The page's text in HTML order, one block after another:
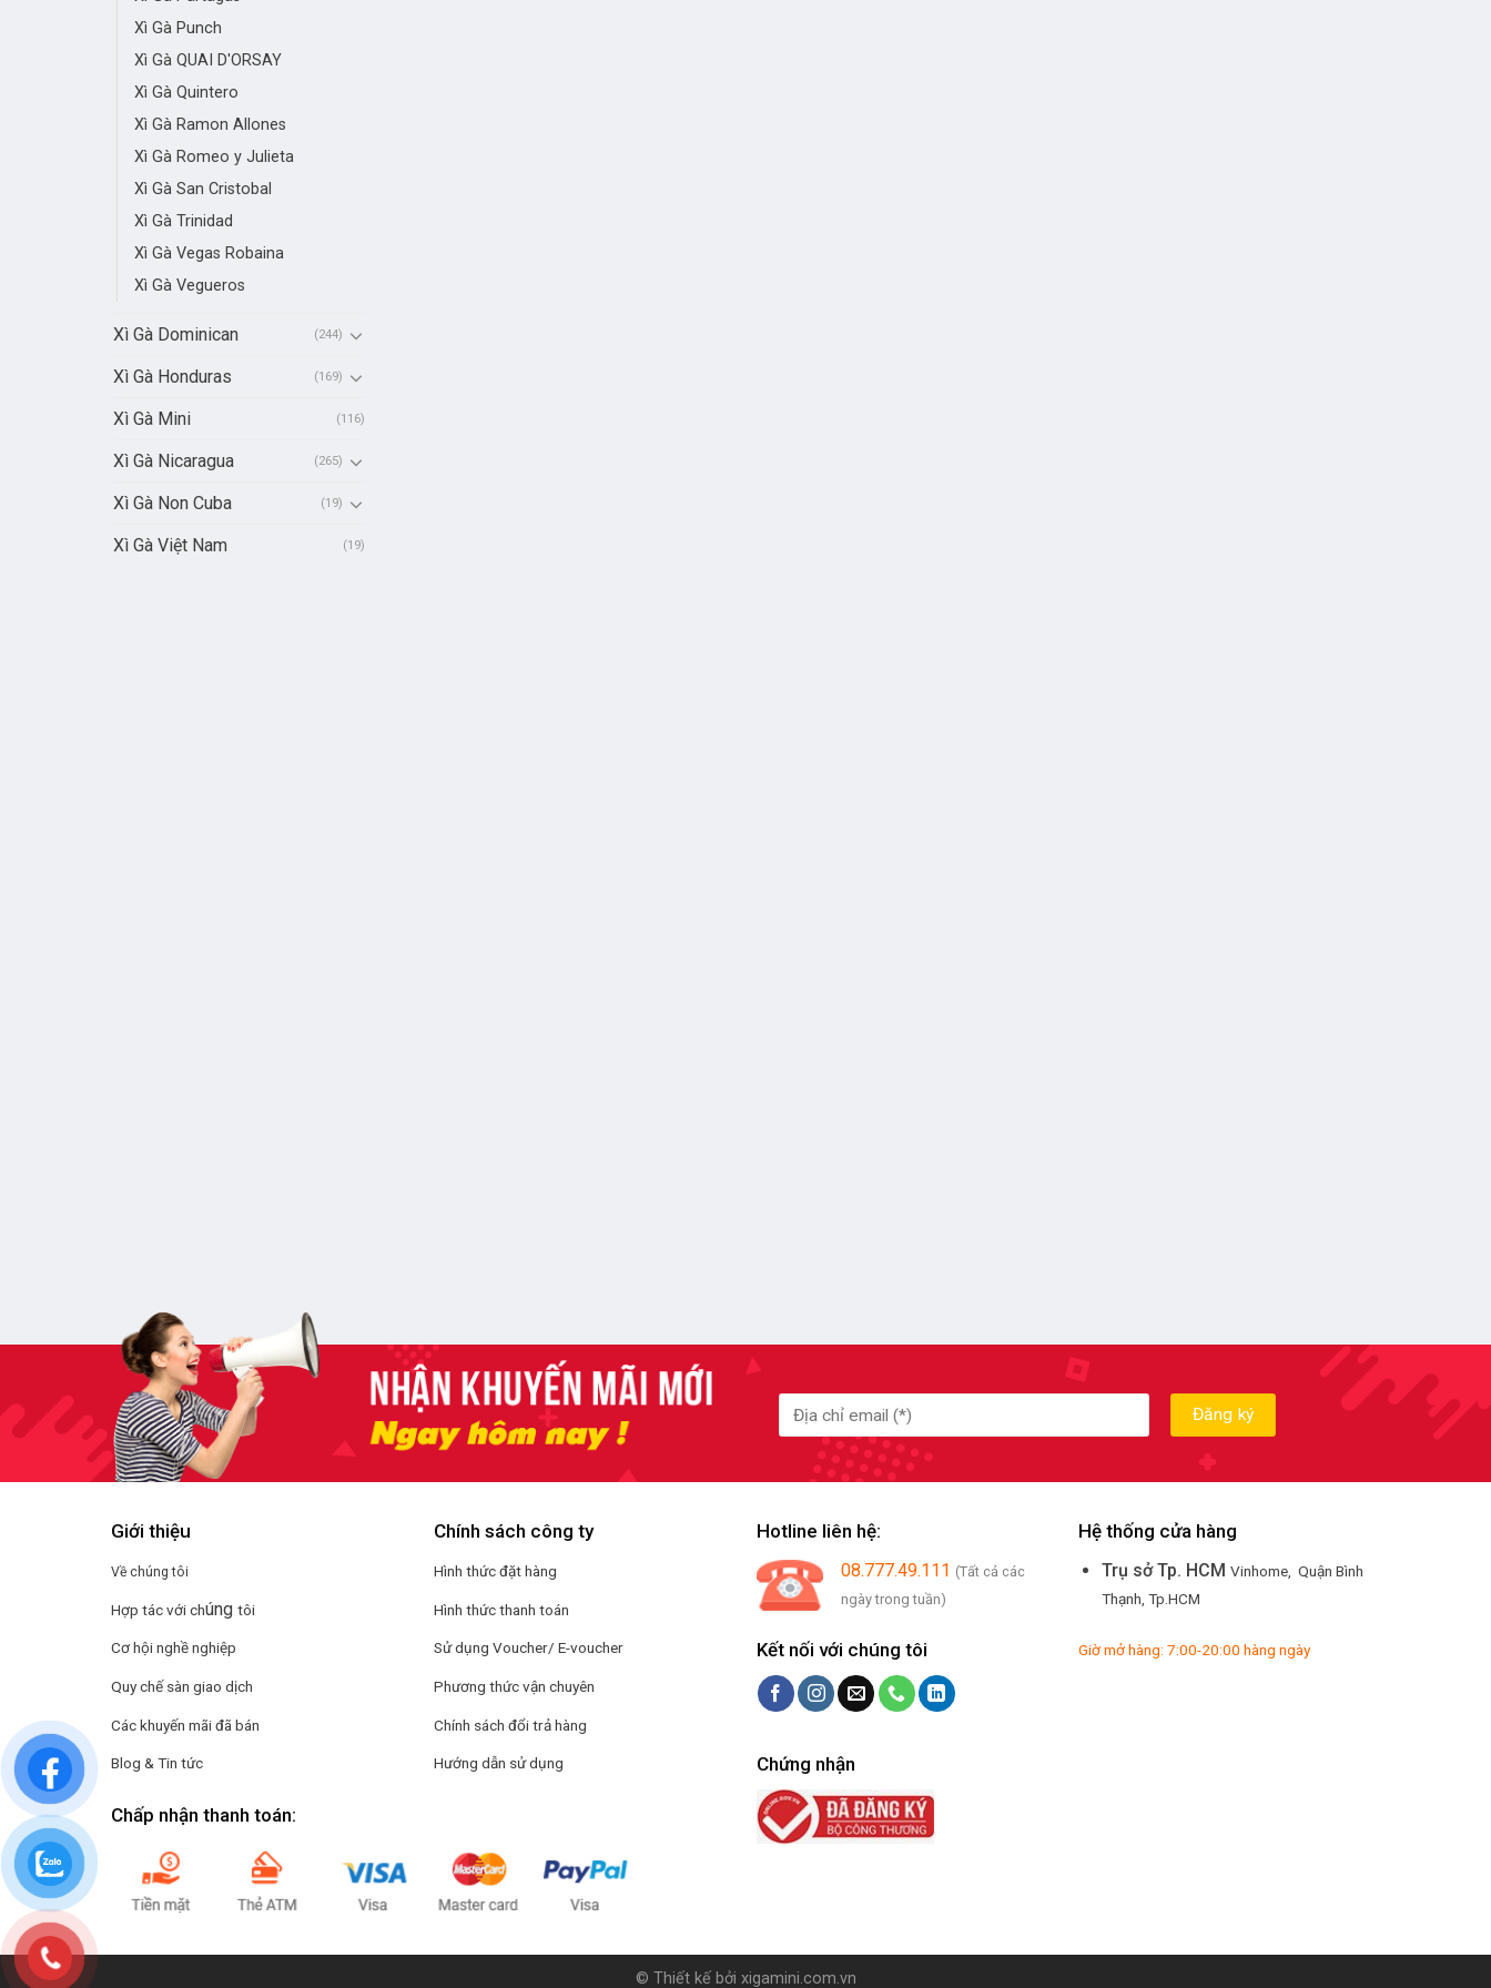
Xì Gà Punch
Xì Gà QUAI D'ORSAY
Xì Gà Quintero
Xì Gà Ramon Allones
Xì Gà Romeo y Julieta
Xì Gà San Cristobal
Xì Gà Trinidad
Xì Gà Vegas Robaina
Xì Gà Vegueros
Xì Gà Dominican (244)
Xì Gà Honduras (169)
Xì Gà Mini (116)
Xì Gà Nicaragua (265)
Xì Gà Non Cuba (19)
Xì Gà Việt Nam (19)
Giới thiệu
Về chúng tôi
Hợp tác với chúngtôi
Cơ hội nghề nghiệp
Quy chế sàn giao dịch
Các khuyến mãi đã bán
Blog & Tin tức
Chính sách công ty
Hình thức đặt hàng
Hình thức thanh toán
Sử dụng Voucher/ E-voucher
Phương thức vận chuyên
Chính sách đổi trả hàng
Hướng dẫn sử dụng
Chấp nhận thanh toán:
Hotline liên hệ:
08.777.49.111 (Tất cả các
ngày trong tuần)
Kết nối với chúng tôi
Chứng nhận
Hệ thống cửa hàng
Trụ sở Tp. HCM Vinhome, Quận Bình
Thạnh, Tp.HCM
Giờ mở hàng: 7:00-20:00 hàng ngày
© Thiết kế bởi xigamini.com.vn